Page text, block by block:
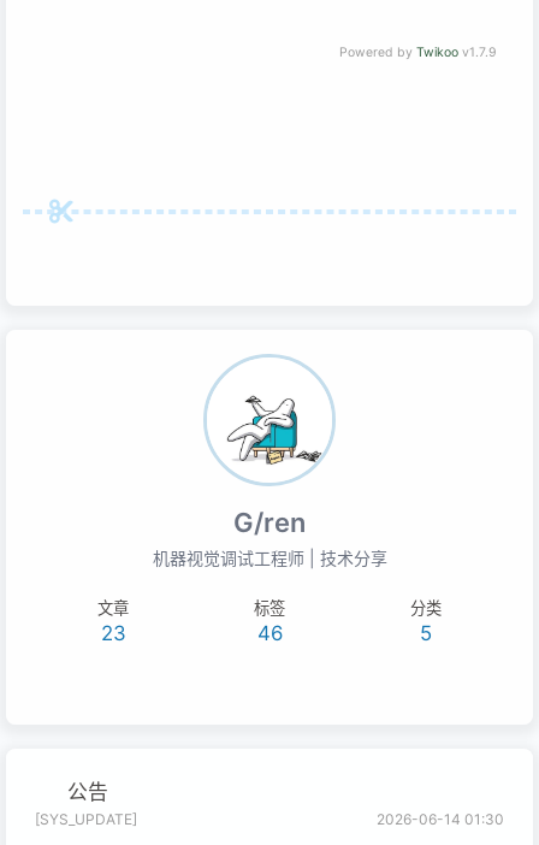
Powered by Twikoo v1.7.9
G/ren
机器视觉调试工程师 | 技术分享
文章
23
标签
46
分类
5
公告
[SYS_UPDATE] 2026-06-14 01:30